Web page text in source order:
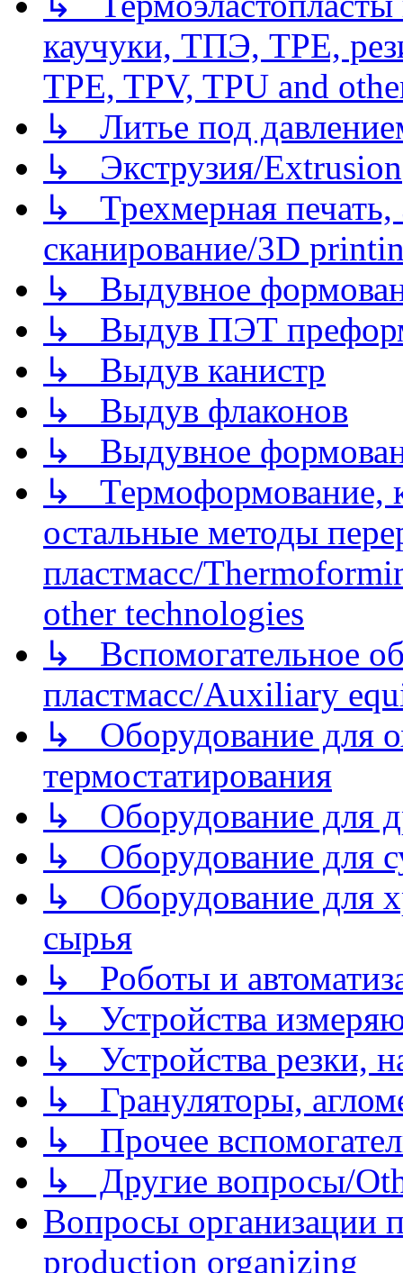
каучуки, ТПЭ, TPE,
TPE, TPV, TPU and
↳ Литье под
↳ Экструзия/Extrusion
↳ Трехмерная
сканирование/3D
↳ Выдувное
↳ Выдув ПЭТ
↳ Выдув канистр
↳ Выдув флаконов
↳ Выдувное
↳ Термоформование,
остальные методы
пластмасс/
other technologies
↳ Вспомогательное
пластмасс/Auxiliary
↳ Оборудование для
термостатирования
↳ Оборудование для
↳ Оборудование для
↳ Оборудование для
сырья
↳ Роботы и
↳ Устройства
↳ Устройства резки,
↳ Грануляторы,
↳ Прочее
↳ Другие вопросы/
Вопросы организации
production organizing